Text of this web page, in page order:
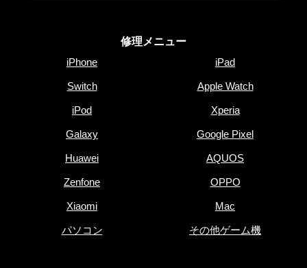
修理メニュー
iPhone
iPad
Switch Apple Watch
iPod Xperia
Galaxy Google Pixel
Huawei AQUOS
Zenfone OPPO
Xiaomi Mac
パソコン その他ゲーム機